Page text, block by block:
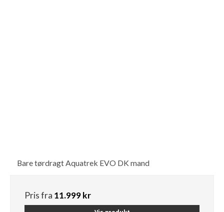
Bare tørdragt Aquatrek EVO DK mand
Pris fra 11.999 kr